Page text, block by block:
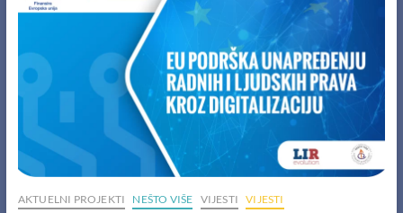
Sanja
Scholarship
AKTUELNI PROJEKTI NEŠTO VIŠE VIJESTI VIJESTI